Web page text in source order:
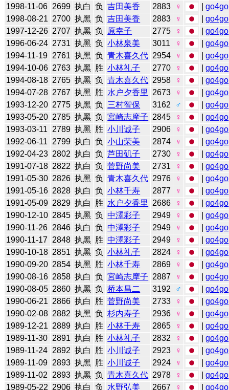
1998-11-06 2699 执白 负 吉田美香 2883 ♀ |go4go
1998-08-21 2700 执黑 负 吉田美香 2883 ♀ |go4go
1997-12-26 2707 执黑 负 原幸子 2775 ♀ |go4go
1996-06-24 2731 执黑 负 小林泉美 3011 ♀ |go4go
1994-11-19 2761 执黑 负 青木喜久代 2954 ♀ |go4go
1994-10-06 2763 执黑 胜 小林礼子 2770 ♀ |go4go
1994-08-18 2765 执黑 负 青木喜久代 2958 ♀ |go4go
1994-07-28 2767 执黑 胜 水户夕香里 2673 ♀ |go4go
1993-12-20 2775 执黑 负 三村智保 3162 ♂ |go4go
1993-05-20 2785 执黑 负 宮崎志摩子 2845 ♀ |go4go
1993-03-11
2789 执黑 胜 小川诚子 2906 ♀ |go4go
1992-06-11
2799 执白 负 小山荣美 2874 ♀ |go4go
1992-04-23 2802 执白 负 芦田矶子 2730 ♀ |go4go
1991-07-18 2822 执白 负 菅野尚美 2731 ♀ |go4go
1991-05-30 2826 执黑 负 青木喜久代 2976 ♀ |go4go
1991-05-16 2828 执白 负 小林千寿 2877 ♀ |go4go
1991-05-09 2829 执白 胜 水户夕香里 2686 ♀ |go4go
1990-12-10 2845 执黑 负 中澤彩子 2949 ♀ |go4go
1990-11-26 2846 执白 负 中澤彩子 2949 ♀ |go4go
1990-11-17
2848 执黑 胜 中澤彩子 2949 ♀ |go4go
1990-10-18 2851 执黑 负 小林礼子 2824 ♀ |go4go
1990-09-20 2854 执黑 胜 小林千寿 2869 ♀ |go4go
1990-08-16 2858 执白 负 宮崎志摩子 2887 ♀ |go4go
1990-08-05 2860 执黑 负 桥本昌二 3192 ♂ |go4go
1990-06-21 2866 执白 胜 菅野尚美 2733 ♀ |go4go
1990-02-08 2882 执黑 负 杉内寿子 2936 ♀ |go4go
1989-12-21 2889 执白 胜 小林千寿 2865 ♀ |go4go
1989-11-30 2891 执白 胜 小林礼子 2832 ♀ |go4go
1989-11-24 2892 执白 胜 小川诚子 2923 ♀ |go4go
1989-11-09 2893 执黑 胜 小川诚子 2924 ♀ |go4go
1989-11-02
2893 执黑 负 青木喜久代 2978 ♀ |go4go
1989-05-22 2906 执白 负 水野弘美 2667 ♀ |go4go